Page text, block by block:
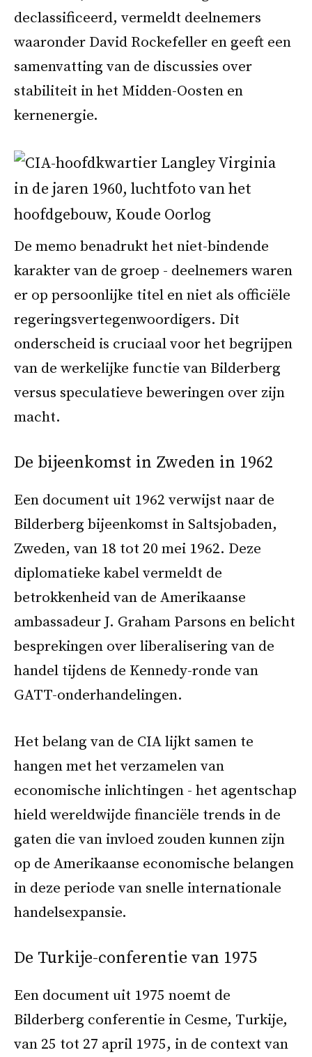
declassificeerd, vermeldt deelnemers
waaronder David Rockefeller en geeft een
samenvatting van de discussies over
stabiliteit in het Midden-Oosten en
kernenergie.
De memo benadrukt het niet-bindende
karakter van de groep - deelnemers waren
er op persoonlijke titel en niet als officiële
regeringsvertegenwoordigers. Dit
onderscheid is cruciaal voor het begrijpen
van de werkelijke functie van Bilderberg
versus speculatieve beweringen over zijn
macht.
De bijeenkomst in Zweden in 1962
Een document uit 1962 verwijst naar de
Bilderberg bijeenkomst in Saltsjobaden,
Zweden, van 18 tot 20 mei 1962. Deze
diplomatieke kabel vermeldt de
betrokkenheid van de Amerikaanse
ambassadeur J. Graham Parsons en belicht
besprekingen over liberalisering van de
handel tijdens de Kennedy-ronde van
GATT-onderhandelingen.
Het belang van de CIA lijkt samen te
hangen met het verzamelen van
economische inlichtingen - het agentschap
hield wereldwijde financiële trends in de
gaten die van invloed zouden kunnen zijn
op de Amerikaanse economische belangen
in deze periode van snelle internationale
handelsexpansie.
De Turkije-conferentie van 1975
Een document uit 1975 noemt de
Bilderberg conferentie in Cesme, Turkije,
van 25 tot 27 april 1975, in de context van